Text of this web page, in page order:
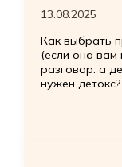
13.08.2025
Как выбрать
(если она
разговор: а
нужен детокс?